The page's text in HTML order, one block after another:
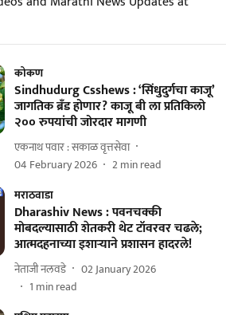
कोकण
Sindhudurg Csshews : ‘सिंधुदुर्गचा काजू’
जागतिक ब्रँड होणार? काजू बी ला प्रतिकिलो
२०० रुपयांची जोरदार मागणी
एकनाथ पवार : सकाळ वृत्तसेवा
04 February 2026
2min read
मराठवाडा
Dharashiv News : पवनचक्की
मोबदल्यासाठी शेतकरी थेट टॉवरवर चढले;
आत्मदहनाच्या इशाऱ्याने प्रशासन हादरले!
नेताजी नलवडे
02 January 2026
1 min read